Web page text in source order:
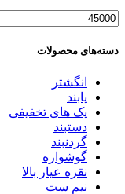
حداقل
دسته‌های محصولات
انگشتر
پابند
پک های تخفیفی
دستبند
گردنبند
گوشواره
نقره عیار بالا
نیم ست